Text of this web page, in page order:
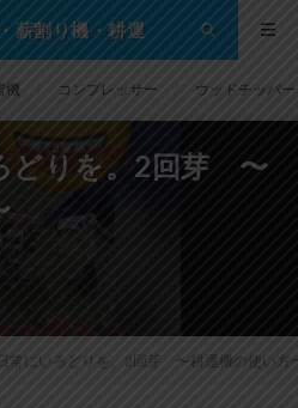
薪割り機・耕運
機 コンプレッサー ウッドチッパー
どりを。2回芽 〜
常にいろどりを。2回芽 〜耕運機の使い方